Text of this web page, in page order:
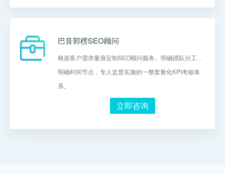
巴音郭楞SEO顾问
根据客户需求量身定制SEO顾问服务。明确团队分工，
明确时间节点，专人监督实施的一整套量化KPI考核体
系。
立即咨询